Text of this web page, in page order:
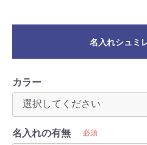
名入れシュミ
カラー
名入れの有無 必須